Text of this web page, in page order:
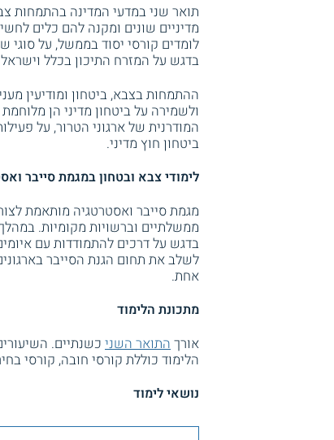
תואר שני במדעי המדינה בהתמחות
מדיניים שונים ומקנה להם כלים
לומדים קורסי יסוד בממשל, על סוגי
בדגש על המזרח התיכון בכלל
ההתמחות בצבא, ביטחון ומודיעין
ולשמירה על ביטחון מדיני הן
המודרנית של ארגוני הטרור, על
ביטחון חוץ מדיני.
לימודי צבא ובטחון במגמת סייבר
מגמת סייבר ואסטרטגיה מותאמת
ממשלתיים וברשויות מקומיות.
בדגש על דרכים להתמודדות עם
לשלב את תחום הגנת הסייבר
אחת.
מתכונת הלימוד
אורך התואר השני כשנתיים.
הלימוד כוללת קורסי חובה, קורסי
נושאי לימוד